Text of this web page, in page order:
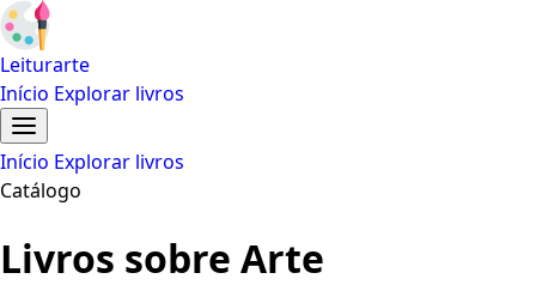
Leiturarte
Início Explorar livros
Início Explorar livros
Catálogo
Livros sobre Arte